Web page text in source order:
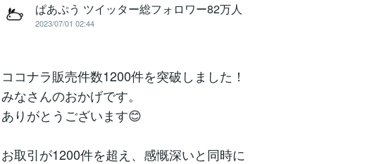
ぱあぷう ツイッター総フォロワー82万人
2023/07/01 02:44
ココナラ販売件数1200件を突破しました！
みなさんのおかげです。
ありがとうございます😊
お取引が1200件を超え、感慨深いと同時に